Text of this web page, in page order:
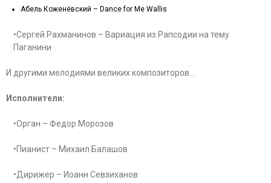
Абель Коженёвский – Dance for Me Wallis
•Сергей Рахманинов – Вариация из Рапсодии на тему
Паганини
И другими мелодиями великих композиторов…
Исполнители:
•Орган – Федор Морозов
•Пианист – Михаил Балашов
•Дирижер – Иоанн Севзиханов